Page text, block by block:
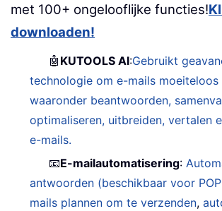
met 100+ ongelooflijke functies!
downloaden!
🤖 KUTOOLS AI:Gebruikt
technologie om e-mails moeiteloos
waaronder beantwoorden,
optimaliseren, uitbreiden, vertalen
e-mails.
📧E-mailautomatisering:
antwoorden (beschikbaar voor POP
mails plannen om te verzenden,